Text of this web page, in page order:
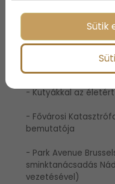
- Kutya-gazdi
- Kutya-egészség
- Kutyákkal az
- Fővárosi
bemutatója
- Park Avenue
sminktanácsadás
vezetésével)
Sütik